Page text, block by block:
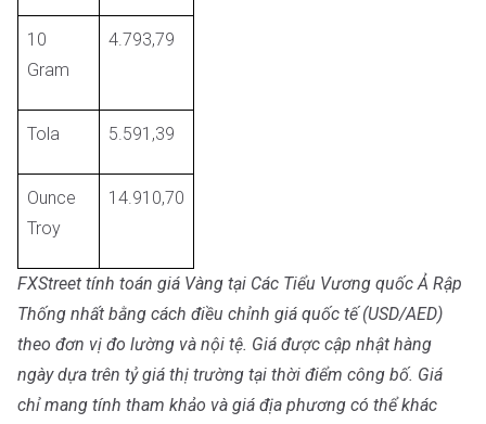
10
Gram
4.793,79
Tola 5.591,39
Ounce
Troy
14.910,70
FXStreet tính toán giá Vàng tại Các Tiểu Vương quốc Ả Rập
Thống nhất bằng cách điều chỉnh giá quốc tế (USD/AED)
theo đơn vị đo lường và nội tệ. Giá được cập nhật hàng
ngày dựa trên tỷ giá thị trường tại thời điểm công bố. Giá
chỉ mang tính tham khảo và giá địa phương có thể khác